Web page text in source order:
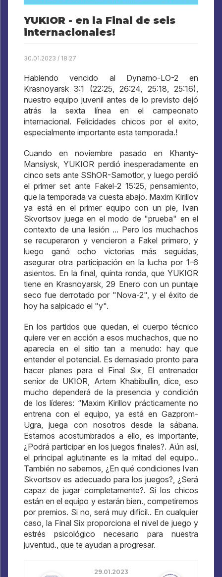
YUKIOR - en la Final de seis
internacionales!
30.01.2023 / 18:27
Habiendo vencido al Dynamo-LO-2 en
Krasnoyarsk 3:1 (22:25, 26:24, 25:18, 25:16),
nuestro equipo juvenil antes de lo previsto dejó
atrás la sexta línea en el campeonato
internacional. Felicidades chicos por el exito,
especialmente importante esta temporada.!
Cuando en noviembre pasado en Khanty-
Mansiysk, YUKIOR perdió inesperadamente en
cinco sets ante SShOR-Samotlor, y luego perdió
el primer set ante Fakel-2 15:25, pensamiento,
que la temporada va cuesta abajo. Maxim Kirillov
ya está en el primer equipo con un pie, Ivan
Skvortsov juega en el modo de "prueba" en el
contexto de una lesión ... Pero los muchachos
se recuperaron y vencieron a Fakel primero, y
luego ganó ocho victorias más seguidas,
asegurar otra participación en la lucha por 1-6
asientos. En la final, quinta ronda, que YUKIOR
tiene en Krasnoyarsk, 29 Enero con un puntaje
seco fue derrotado por "Nova-2", y el éxito de
hoy ha salpicado el "y".
En los partidos que quedan, el cuerpo técnico
quiere ver en acción a esos muchachos, que no
aparecía en el sitio tan a menudo: hay que
entender el potencial. Es demasiado pronto para
hacer planes para el Final Six, El entrenador
senior de UKIOR, Artem Khabibullin, dice, eso
mucho dependerá de la presencia y condición
de los líderes: “Maxim Kirillov prácticamente no
entrena con el equipo, ya está en Gazprom-
Ugra, juega con nosotros desde la sábana.
Estamos acostumbrados a ello, es importante,
¿Podrá participar en los juegos finales?. Aún así,
el principal aglutinante es la mitad del equipo..
También no sabemos, ¿En qué condiciones Ivan
Skvortsov es adecuado para los juegos?, ¿Será
capaz de jugar completamente?. Si los chicos
están en el equipo y estarán bien., competiremos
por premios. Si no, será muy difícil.. En cualquier
caso, la Final Six proporciona el nivel de juego y
estrés psicológico necesario para nuestra
juventud., que te ayudan a progresar.
29.01.2023